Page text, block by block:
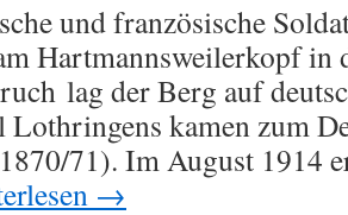
und französische
Hartmannsweilerkopf in
lag der Berg auf
Lothringens kamen zum
71). Im August 1914
→